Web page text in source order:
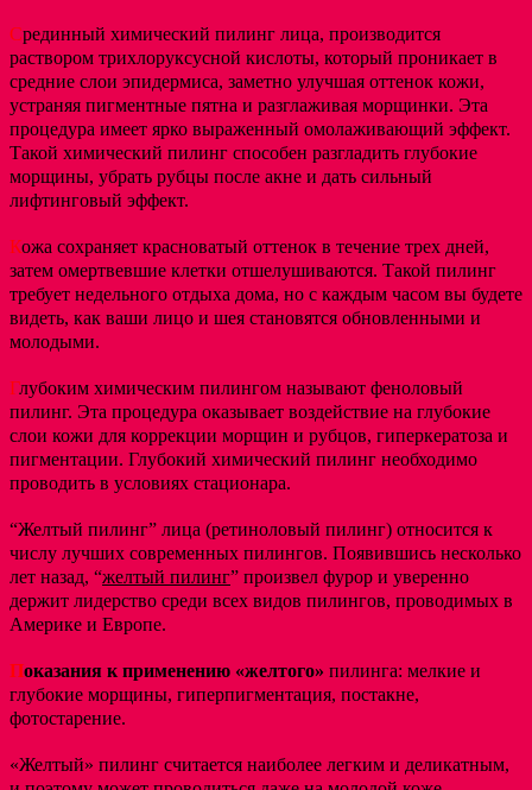
Срединный химический пилинг лица, производится
раствором трихлоруксусной кислоты, который проникает в
средние слои эпидермиса, заметно улучшая оттенок кожи,
устраняя пигментные пятна и разглаживая морщинки. Эта
процедура имеет ярко выраженный омолаживающий эффект.
Такой химический пилинг способен разгладить глубокие
морщины, убрать рубцы после акне и дать сильный
лифтинговый эффект.
Кожа сохраняет красноватый оттенок в течение трех дней,
затем омертвевшие клетки отшелушиваются. Такой пилинг
требует недельного отдыха дома, но с каждым часом вы будете
видеть, как ваши лицо и шея становятся обновленными и
молодыми.
Глубоким химическим пилингом называют феноловый
пилинг. Эта процедура оказывает воздействие на глубокие
слои кожи для коррекции морщин и рубцов, гиперкератоза и
пигментации. Глубокий химический пилинг необходимо
проводить в условиях стационара.
“Желтый пилинг” лица (ретиноловый пилинг) относится к
числу лучших современных пилингов. Появившись несколько
лет назад, “желтый пилинг” произвел фурор и уверенно
держит лидерство среди всех видов пилингов, проводимых в
Америке и Европе.
Показания к применению «желтого» пилинга: мелкие и
глубокие морщины, гиперпигментация, постакне,
фотостарение.
«Желтый» пилинг считается наиболее легким и деликатным,